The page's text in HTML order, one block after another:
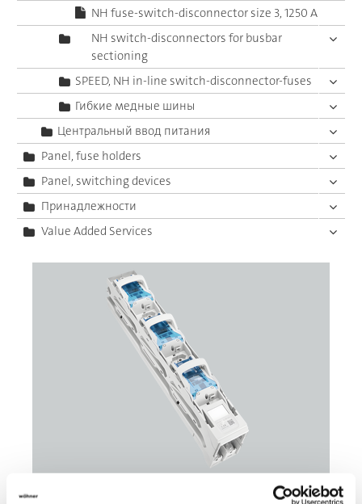
NH fuse-switch-disconnector size 3, 1250 A
NH switch-disconnectors for busbar
sectioning
SPEED, NH in-line switch-disconnector-fuses
Гибкие медные шины
Центральный ввод питания
Panel, fuse holders
Panel, switching devices
Принадлежности
Value Added Services